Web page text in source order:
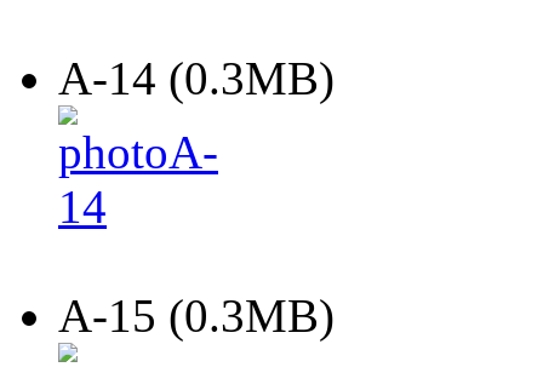
A-14 (0.3MB)
A-15 (0.3MB)